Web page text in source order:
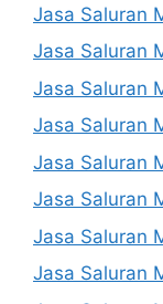
Jasa Saluran
Jasa Saluran
Jasa Saluran
Jasa Saluran
Jasa Saluran
Jasa Saluran
Jasa Saluran
Jasa Saluran